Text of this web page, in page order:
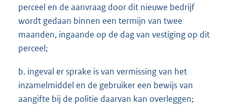
perceel en de aanvraag door dit nieuwe bedrijf
wordt gedaan binnen een termijn van twee
maanden, ingaande op de dag van vestiging op dit
perceel;
b. ingeval er sprake is van vermissing van het
inzamelmiddel en de gebruiker een bewijs van
aangifte bij de politie daarvan kan overleggen;